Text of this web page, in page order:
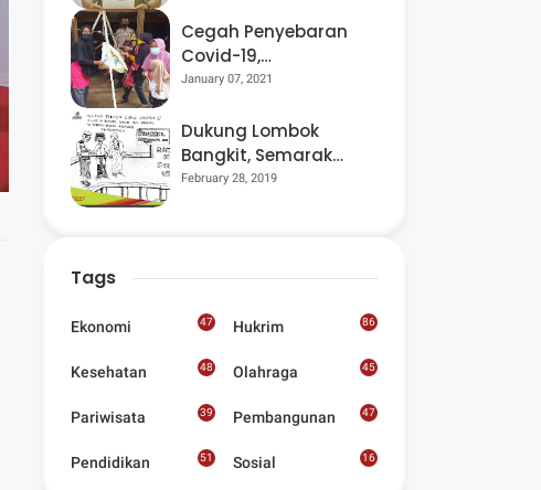
Cegah Penyebaran
Covid-19,
Bhabinkamtibmas
Kegiatan Posyandu
January 07, 2021
Dukung Lombok
Bangkit, Semarak
Pesta Rakyat
Seniman Di Lombok
February 28, 2019
Tags
Ekonomi 47 Hukrim 86
Kesehatan 48 Olahraga 45
Pariwisata 39 Pembangunan 47
Pendidikan 51 Sosial
16